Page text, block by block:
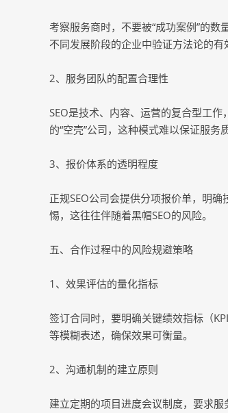
考察服务商时，不要被“成功案例”的数
不同发展阶段的企业中验证方法论的有
2、服务团队的配置合理性
SEO是技术、内容、运营的复合型工
的“空壳”公司，这种模式难以保证服务
3、报价体系的透明程度
正规SEO公司会提供分项报价单，明
惕，这往往伴随着黑帽SEO的风险。
五、合作过程中的风险规避策略
1、效果评估的量化指标
签订合同时，要明确关键绩效指标（
等模糊表述，确保效果可衡量。
2、沟通机制的建立原则
建立定期的项目进度会议制度，要求